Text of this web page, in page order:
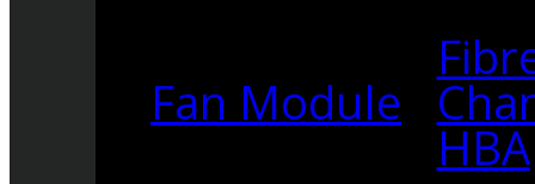
Fan Module
HBA